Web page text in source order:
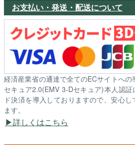
お支払い・発送・配送について
経済産業省の通達で全てのECサイトへ
セキュア2.0(EMV 3-Dセキュア)本人認
ド決済を導入しておりますので、安心
ます。
詳しくはこちら